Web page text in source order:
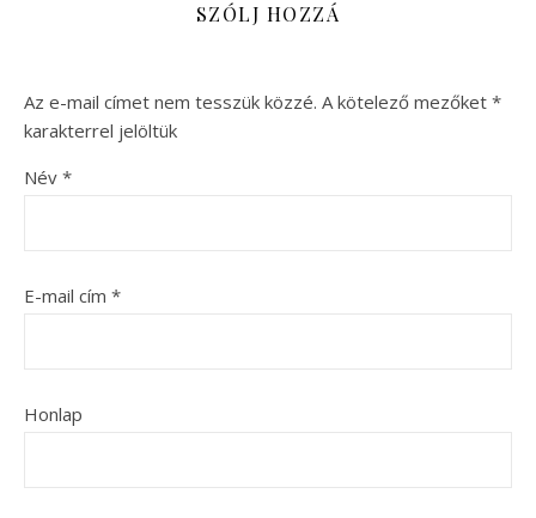
SZÓLJ HOZZÁ
Az e-mail címet nem tesszük közzé. A kötelező mezőket *
karakterrel jelöltük
Név *
E-mail cím *
Honlap